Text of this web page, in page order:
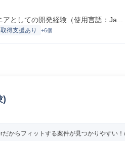
としての開発経験（使用言語：Ja...
得支援あり +6個
)
からフィットする案件が見つかりやすい！/